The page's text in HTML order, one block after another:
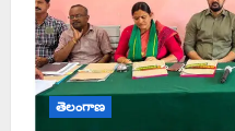
తెలంగాణ